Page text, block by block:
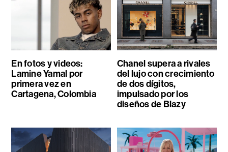
En fotos y videos:
Lamine Yamal por
primera vez en
Cartagena, Colombia
Chanel supera a rivales
del lujo con crecimiento
de dos dígitos,
impulsado por los
diseños de Blazy